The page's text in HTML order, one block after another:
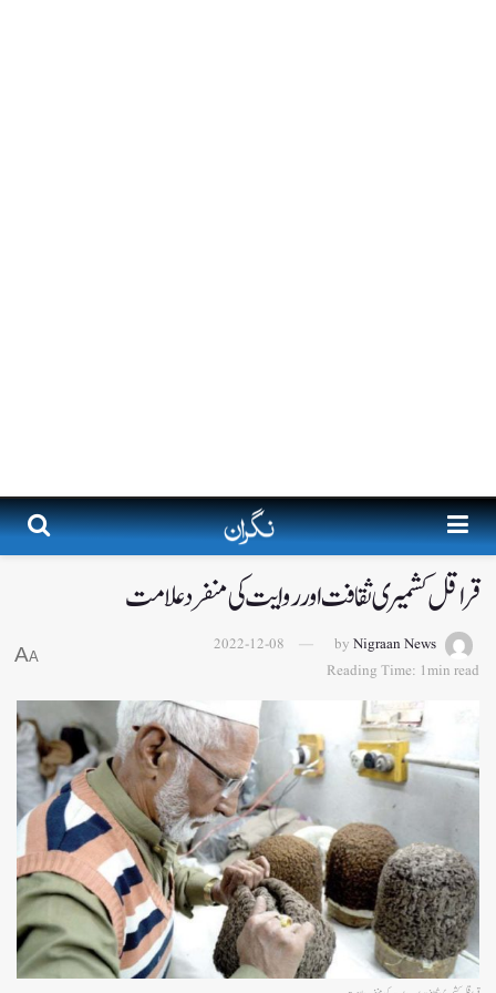
قراقل کشمیری ثقافت اور روایت کی منفرد علامت
by Nigraan News
2022-12-08
Reading Time: 1min read
A
A